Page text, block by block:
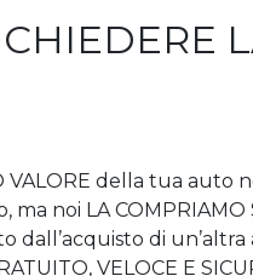
VALORE della tua auto
noi LA COMPRIAMO
dall’acquisto di un’altra
VELOCE E